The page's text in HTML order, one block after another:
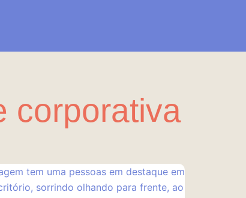
corporativa